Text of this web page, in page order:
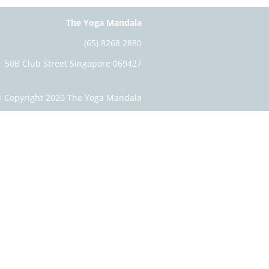
The Yoga Mandala
(65) 8268 2880
50B Club Street Singapore 069427
Copyright 2020 The Yoga Mandala